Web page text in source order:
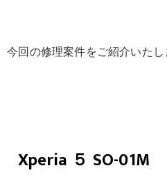
今回の修理案件をご紹介いた
Xperia ５ SO-01M